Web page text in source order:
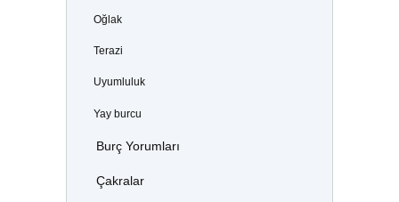
Oğlak
Terazi
Uyumluluk
Yay burcu
Burç Yorumları
Çakralar